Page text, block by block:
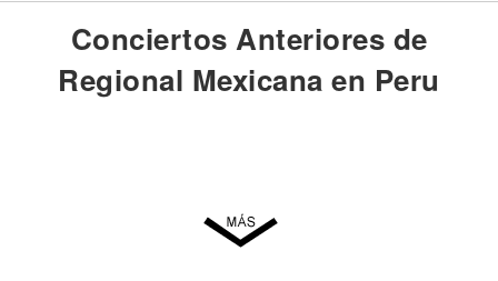
Conciertos Anteriores de
Regional Mexicana en Peru